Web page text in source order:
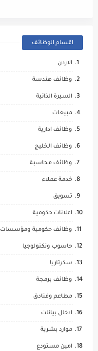
اقسام الوظائف
الاردن
وظائف هندسة
السيرة الذاتية
مبيعات
وظائف ادارية
وظائف الخليج
وظائف محاسبة
خدمة عملاء
تسويق
اعلانات حكومية
وظائف حكومية ومؤسسات
حاسوب وتكنولوجيا
سكرتاريا
وظائف برمجة
مطاعم وفنادق
ادخال بيانات
موارد بشرية
امين مستودع